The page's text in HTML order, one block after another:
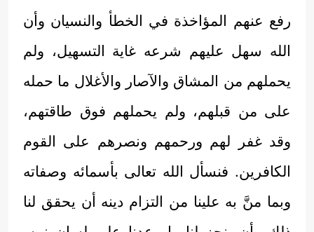
رفع عنهم المؤاخذة في الخطأ والنسيان وأن
الله سهل عليهم شرعه غاية التسهيل، ولم
يحملهم من المشاق والآصار والأغلال ما حمله
على من قبلهم، ولم يحملهم فوق طاقتهم،
وقد غفر لهم ورحمهم ونصرهم على القوم
الكافرين. فنسأل الله تعالى بأسمائه وصفاته
وبما منَّ به علينا من التزام دينه أن يحقق لنا